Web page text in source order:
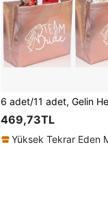
469,73TL